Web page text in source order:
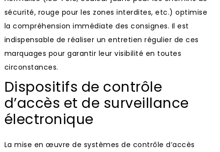
sécurité, rouge pour les zones interdites, etc.) optimise
la compréhension immédiate des consignes. Il est
indispensable de réaliser un entretien régulier de ces
marquages pour garantir leur visibilité en toutes
circonstances.
Dispositifs de contrôle
d’accès et de surveillance
électronique
La mise en œuvre de systèmes de contrôle d’accès